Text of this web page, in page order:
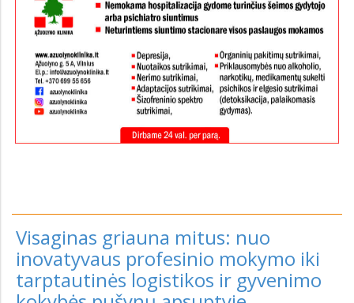
Visaginas griauna mitus: nuo
inovatyvaus profesinio mokymo iki
tarptautinės logistikos ir gyvenimo